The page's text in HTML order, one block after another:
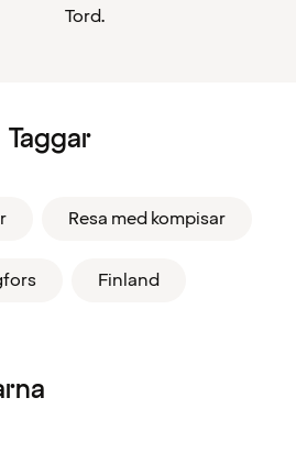
Tord.
Taggar
Resa med kompisar
Finland